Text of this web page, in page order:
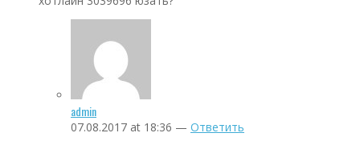
admin
07.08.2017 at 18:36 — Ответить